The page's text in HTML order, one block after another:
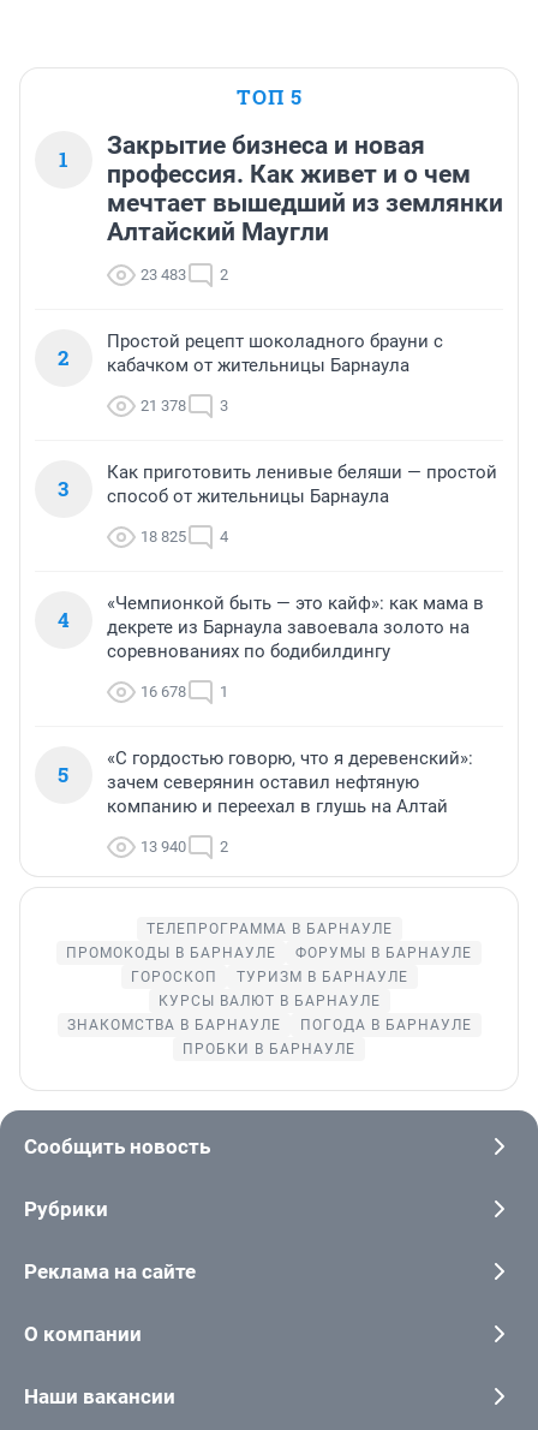
ТОП 5
1
Закрытие бизнеса и новая
профессия. Как живет и о чем
мечтает вышедший из землянки
Алтайский Маугли
23 483 2
2
Простой рецепт шоколадного брауни с
кабачком от жительницы Барнаула
21 378 3
3
Как приготовить ленивые беляши — простой
способ от жительницы Барнаула
18 825 4
4
«Чемпионкой быть — это кайф»: как мама в
декрете из Барнаула завоевала золото на
соревнованиях по бодибилдингу
16 678 1
5
«С гордостью говорю, что я деревенский»:
зачем северянин оставил нефтяную
компанию и переехал в глушь на Алтай
13 940 2
ТЕЛЕПРОГРАММА В БАРНАУЛЕ
ПРОМОКОДЫ В БАРНАУЛЕ
ФОРУМЫ В БАРНАУЛЕ
ГОРОСКОП
ТУРИЗМ В БАРНАУЛЕ
КУРСЫ ВАЛЮТ В БАРНАУЛЕ
ЗНАКОМСТВА В БАРНАУЛЕ
ПОГОДА В БАРНАУЛЕ
ПРОБКИ В БАРНАУЛЕ
Сообщить новость
Рубрики
Реклама на сайте
О компании
Наши вакансии